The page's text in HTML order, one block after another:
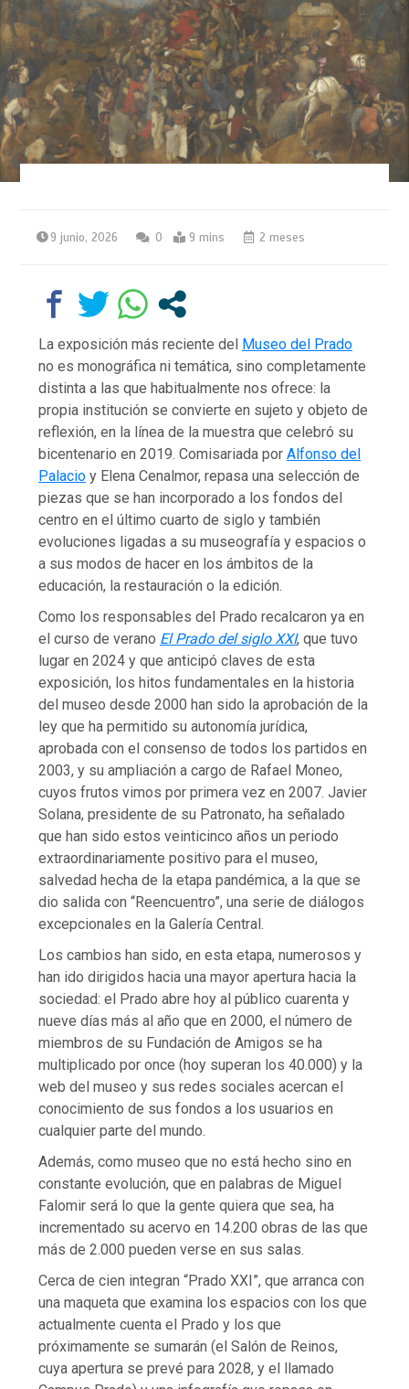
9 junio, 2026 0 9 mins 2 meses
La exposición más reciente del Museo del Prado
no es monográfica ni temática, sino completamente
distinta a las que habitualmente nos ofrece: la
propia institución se convierte en sujeto y objeto de
reflexión, en la línea de la muestra que celebró su
bicentenario en 2019. Comisariada porAlfonso del
Palacio y Elena Cenalmor, repasa una selección de
piezas que se han incorporado a los fondos del
centro en el último cuarto de siglo y también
evoluciones ligadas a su museografía y espacios o
a sus modos de hacer en los ámbitos de la
educación, la restauración o la edición.
Como los responsables del Prado recalcaron ya en
el curso de verano El Prado del siglo XXI, que tuvo
lugar en 2024 y que anticipó claves de esta
exposición, los hitos fundamentales en la historia
del museo desde 2000 han sido la aprobación de la
ley que ha permitido su autonomía jurídica,
aprobada con el consenso de todos los partidos en
2003, y su ampliación a cargo de Rafael Moneo,
cuyos frutos vimos por primera vez en 2007. Javier
Solana, presidente de su Patronato, ha señalado
que han sido estos veinticinco años un periodo
extraordinariamente positivo para el museo,
salvedad hecha de la etapa pandémica, a la que se
dio salida con “Reencuentro”, una serie de diálogos
excepcionales en la Galería Central.
Los cambios han sido, en esta etapa, numerosos y
han ido dirigidos hacia una mayor apertura hacia la
sociedad: el Prado abre hoy al público cuarenta y
nueve días más al año que en 2000, el número de
miembros de su Fundación de Amigos se ha
multiplicado por once (hoy superan los 40.000) y la
web del museo y sus redes sociales acercan el
conocimiento de sus fondos a los usuarios en
cualquier parte del mundo.
Además, como museo que no está hecho sino en
constante evolución, que en palabras de Miguel
Falomir será lo que la gente quiera que sea, ha
incrementado su acervo en 14.200 obras de las que
más de 2.000 pueden verse en sus salas.
Cerca de cien integran “Prado XXI”, que arranca con
una maqueta que examina los espacios con los que
actualmente cuenta el Prado y los que
próximamente se sumarán (el Salón de Reinos,
cuya apertura se prevé para 2028, y el llamado